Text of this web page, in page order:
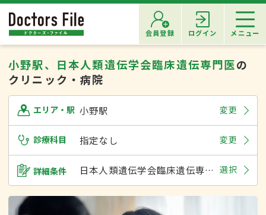
会員登録 ログイン メニュー
小野駅、日本人類遺伝学会臨床遺伝専門医の
クリニック・病院
エリア・駅 小野駅 変更
診療科目 指定なし 変更
詳細条件 日本人類遺伝学会臨床遺伝専門医 選択